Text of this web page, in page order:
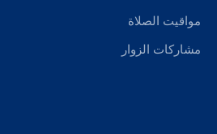
مواقيت الصلاة
مشاركات الزوار